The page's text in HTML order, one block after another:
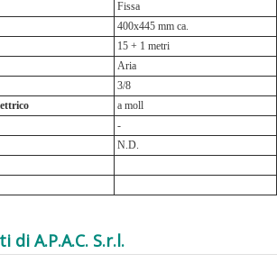
Fissa
400x445 mm ca.
15 + 1 metri
Aria
3/8
a moll
-
N.D.
A.P.A.C. S.r.l.